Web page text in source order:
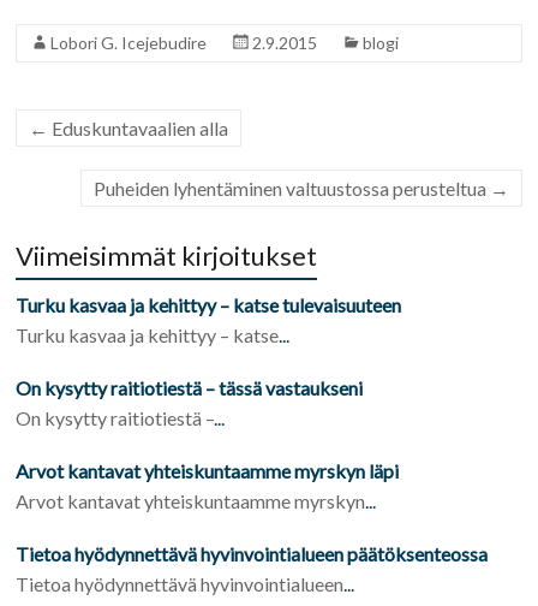
Lobori G. Icejebudire 2.9.2015 blogi
← Eduskuntavaalien alla
Puheiden lyhentäminen valtuustossa perusteltua →
Viimeisimmät kirjoitukset
Turku kasvaa ja kehittyy – katse tulevaisuuteen
Turku kasvaa ja kehittyy – katse...
On kysytty raitiotiestä – tässä vastaukseni
On kysytty raitiotiestä –...
Arvot kantavat yhteiskuntaamme myrskyn läpi
Arvot kantavat yhteiskuntaamme myrskyn...
Tietoa hyödynnettävä hyvinvointialueen päätöksenteossa
Tietoa hyödynnettävä hyvinvointialueen...